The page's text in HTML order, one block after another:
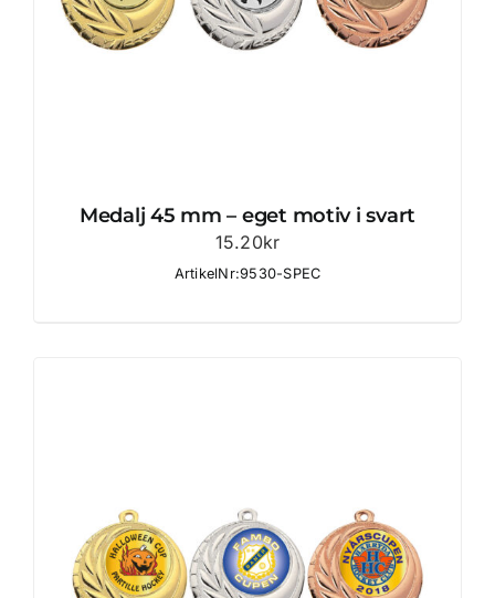
Medalj 45 mm – eget motiv i svart
15.20kr
ArtikelNr:9530-SPEC